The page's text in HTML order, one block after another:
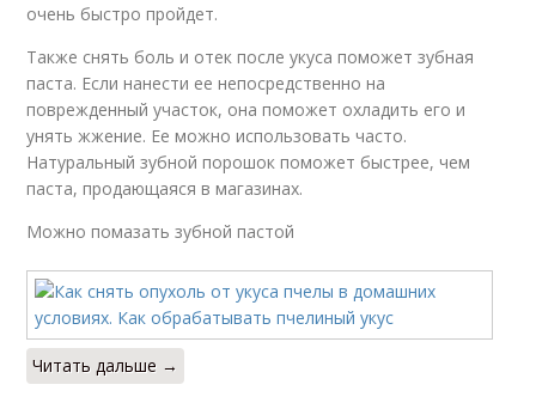
очень быстро пройдет.
Также снять боль и отек после укуса поможет зубная
паста. Если нанести ее непосредственно на
поврежденный участок, она поможет охладить его и
унять жжение. Ее можно использовать часто.
Натуральный зубной порошок поможет быстрее, чем
паста, продающаяся в магазинах.
Можно помазать зубной пастой
Читать дальше →